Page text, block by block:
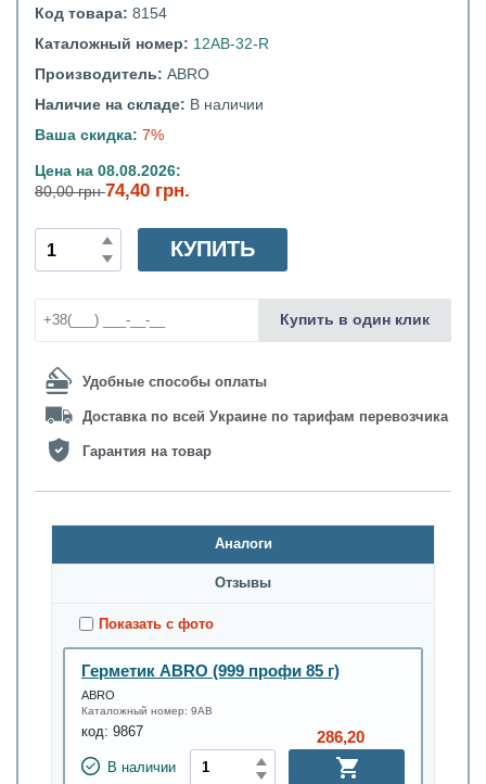
Код товара: 8154
Каталожный номер: 12AB-32-R
Производитель: ABRO
Наличие на складе: В наличии
Ваша скидка: 7%
Цена на 08.08.2026:
80,00 грн74,40 грн.
Удобные способы оплаты
Доставка по всей Украине по тарифам перевозчика
Гарантия на товар
КУПИТЬ
Купить в один клик
Аналоги
Oтзывы
Показать с фото
Герметик ABRO (999 профи 85 г)
ABRO
Каталожный номер: 9AB
код: 9867
В наличии
286,20